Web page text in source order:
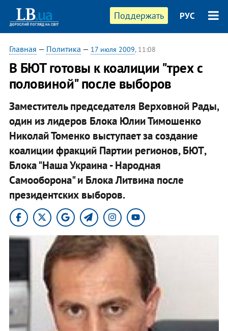
Поддержать РУС
Главная — Политика — 17 июля 2009, 11:08
В БЮТ готовы к коалиции "трех с
половиной" после выборов
Заместитель председателя Верховной Рады,
один из лидеров Блока Юлии Тимошенко
Николай Томенко выступает за создание
коалиции фракций Партии регионов, БЮТ,
Блока "Наша Украина - Народная
Самооборона" и Блока Литвина после
президентских выборов.